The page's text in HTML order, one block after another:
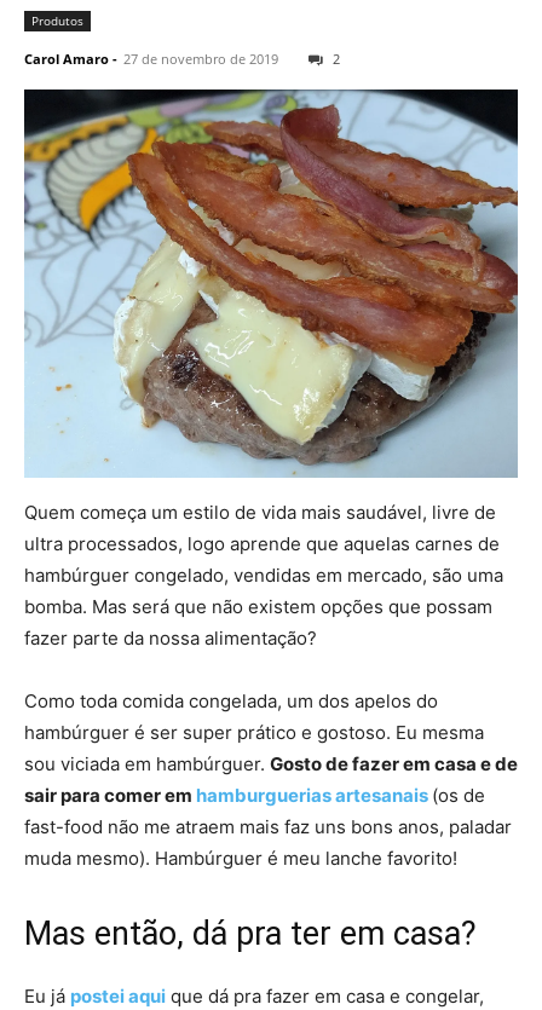
Produtos
Carol Amaro - 27 de novembro de 2019 2
Quem começa um estilo de vida mais saudável, livre de
ultra processados, logo aprende que aquelas carnes de
hambúrguer congelado, vendidas em mercado, são uma
bomba. Mas será que não existem opções que possam
fazer parte da nossa alimentação?
Como toda comida congelada, um dos apelos do
hambúrguer é ser super prático e gostoso. Eu mesma
sou viciada em hambúrguer. Gosto de fazer em casa e de
sair para comer em hamburguerias artesanais (os de
fast-food não me atraem mais faz uns bons anos, paladar
muda mesmo). Hambúrguer é meu lanche favorito!
Mas então, dá pra ter em casa?
Eu já postei aqui que dá pra fazer em casa e congelar,